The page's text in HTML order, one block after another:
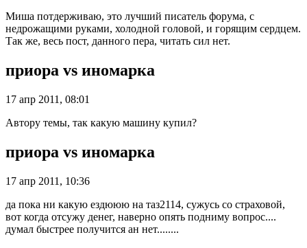
Миша потдерживаю, это лучший писатель форума, с
недрожащими руками, холодной головой, и горящим сердцем.
Так же, весь пост, данного пера, читать сил нет.
приора vs иномарка
17 апр 2011, 08:01
Автору темы, так какую машину купил?
приора vs иномарка
17 апр 2011, 10:36
да пока ни какую ездююю на таз2114, сужусь со страховой,
вот когда отсужу денег, наверно опять подниму вопрос....
думал быстрее получится ан нет........